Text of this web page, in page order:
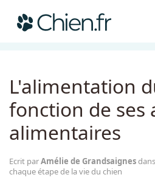
Guides
CHIEN.FR GUIDES
ALIMENTATION
L'alimentation
fonction de ses
alimentaires
Ecrit parAmélie de Grandsaignes
chaque étape de la vie du chien